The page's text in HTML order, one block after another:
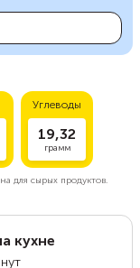
Углеводы
19,32
грамм
для сырых продуктов.
кухне